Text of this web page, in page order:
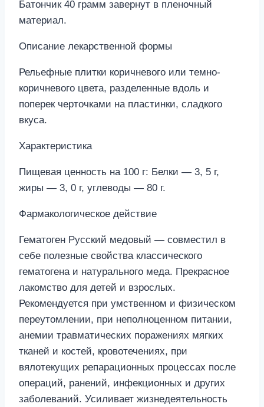
Батончик 40 грамм завернут в пленочный
материал.
Описание лекарственной формы
Рельефные плитки коричневого или темно-
коричневого цвета, разделенные вдоль и
поперек черточками на пластинки, сладкого
вкуса.
Характеристика
Пищевая ценность на 100 г: Белки — 3, 5 г,
жиры — 3, 0 г, углеводы — 80 г.
Фармакологическое действие
Гематоген Русский медовый — совместил в
себе полезные свойства классического
гематогена и натурального меда. Прекрасное
лакомство для детей и взрослых.
Рекомендуется при умственном и физическом
переутомлении, при неполноценном питании,
анемии травматических поражениях мягких
тканей и костей, кровотечениях, при
вялотекущих репарационных процессах после
операций, ранений, инфекционных и других
заболеваний. Усиливает жизнедеятельность